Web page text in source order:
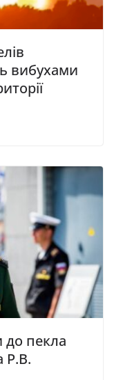
вибухами
до пекла
Р.В.